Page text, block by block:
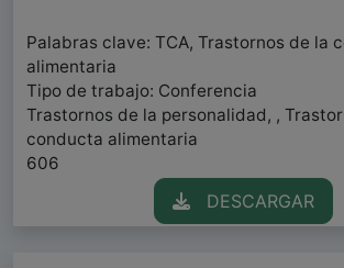
Palabras clave: TCA, Trastornos de la
alimentaria
Tipo de trabajo: Conferencia
Trastornos de la personalidad, ,
conducta alimentaria
606
DESCARGAR